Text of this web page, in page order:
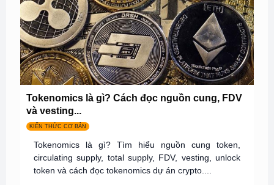
Tokenomics là gì? Cách đọc nguồn cung, FDV
và vesting...
KIẾN THỨC CƠ BẢN
Tokenomics là gì? Tìm hiểu nguồn cung token,
circulating supply, total supply, FDV, vesting, unlock
token và cách đọc tokenomics dự án crypto....